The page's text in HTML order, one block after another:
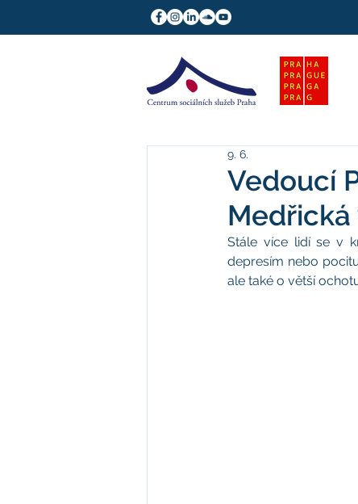
Vedoucí
Medřická
9. 6.
Stále více lidí se v
depresím nebo
ale také o větší